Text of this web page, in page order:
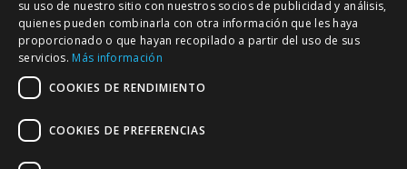
VALLADOLID DEPORTIVO
Tu información deportiva vallisoletana
su uso de nuestro sitio con nuestros socios de publicidad y análisis,
quienes pueden combinarla con otra información que les haya
proporcionado o que hayan recopilado a partir del uso de sus
servicios. Más información
COOKIES DE RENDIMIENTO
COOKIES DE PREFERENCIAS